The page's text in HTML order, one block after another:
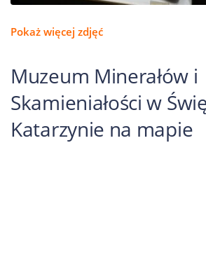
Pokaż więcej zdjęć
Muzeum Minerałów i
Skamieniałości w
Katarzynie na mapie